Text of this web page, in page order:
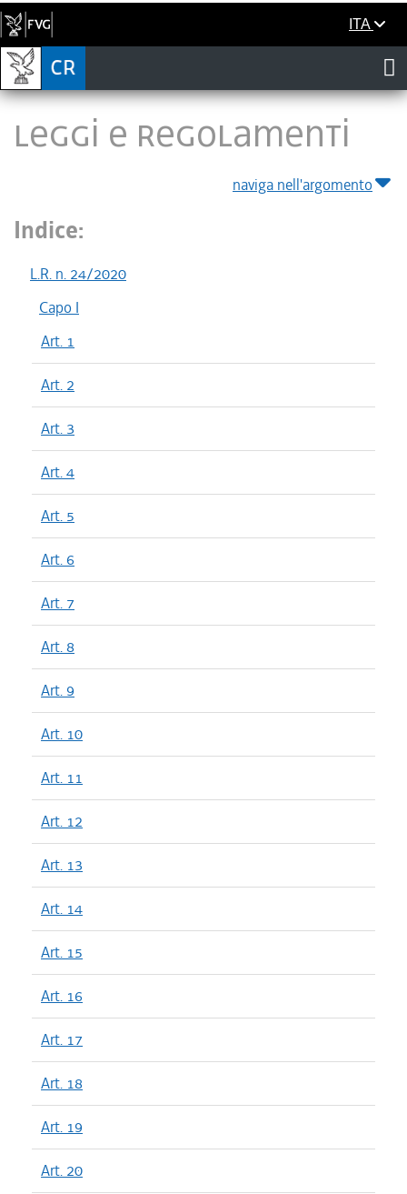
ITA
LEGGI E REGOLAMENTI
naviga nell'argomento
Indice:
L.R. n. 24/2020
Capo I
Art. 1
Art. 2
Art. 3
Art. 4
Art. 5
Art. 6
Art. 7
Art. 8
Art. 9
Art. 10
Art. 11
Art. 12
Art. 13
Art. 14
Art. 15
Art. 16
Art. 17
Art. 18
Art. 19
Art. 20